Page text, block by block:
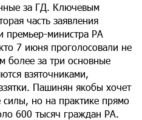
за ГД. Ключевым
часть заявления
премьер-министра РА
7 июня проголосовали не
более за три основные
взяточниками,
Пашинян якобы хочет
но на практике прямо
600 тысяч граждан РА.